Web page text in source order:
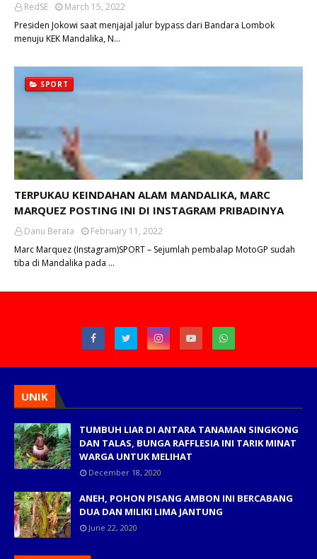
RedSE
March 15, 2022
Presiden Jokowi saat menjajal jalur bypass dari Bandara Lombok
menuju KEK Mandalika, N…
SPORT
TERPUKAU KEINDAHAN ALAM MANDALIKA, MARC
MARQUEZ POSTING INI DI INSTAGRAM PRIBADINYA
Danu Berata
February 11, 2022
Marc Marquez (Instagram)SPORT – Sejumlah pembalap MotoGP sudah
tiba di Mandalika pada …
UNIK
TUMBUH LIAR DI ANTARA TANAMAN SINGKONG
DAN TALAS, BUNGA RAFFLESIA INI TARIK MINAT
WARGA UNTUK MELIHAT
December 18, 2020
ANEH, POHON PISANG AMBON INI BERCABANG
DUA DAN MILIKI LIMA JANTUNG
June 22, 2020